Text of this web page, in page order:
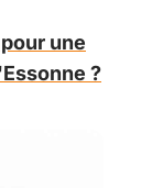
une
?